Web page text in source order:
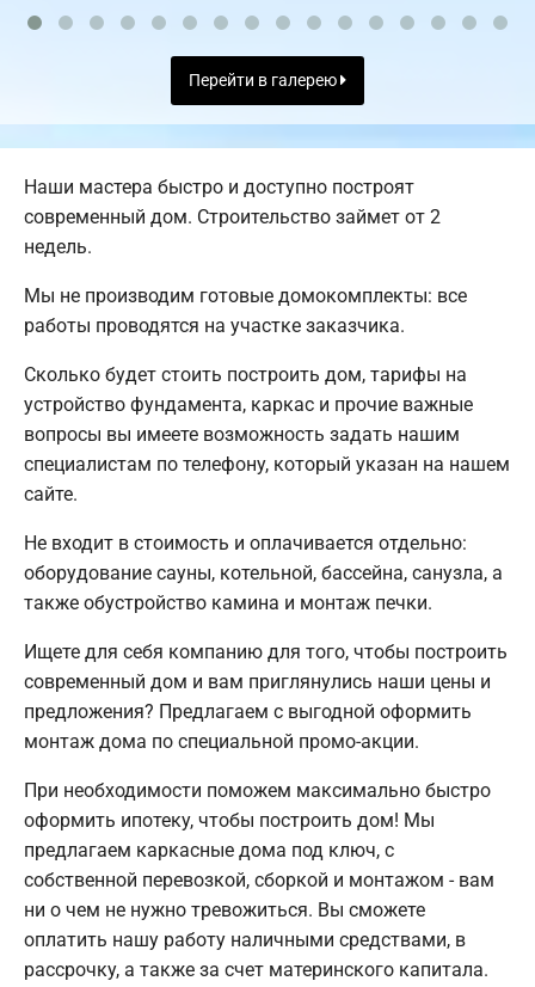
Перейти в галерею
Наши мастера быстро и доступно построят
современный дом. Строительство займет от 2
недель.
Мы не производим готовые домокомплекты: все
работы проводятся на участке заказчика.
Сколько будет стоить построить дом, тарифы на
устройство фундамента, каркас и прочие важные
вопросы вы имеете возможность задать нашим
специалистам по телефону, который указан на нашем
сайте.
Не входит в стоимость и оплачивается отдельно:
оборудование сауны, котельной, бассейна, санузла, а
также обустройство камина и монтаж печки.
Ищете для себя компанию для того, чтобы построить
современный дом и вам приглянулись наши цены и
предложения? Предлагаем с выгодной оформить
монтаж дома по специальной промо-акции.
При необходимости поможем максимально быстро
оформить ипотеку, чтобы построить дом! Мы
предлагаем каркасные дома под ключ, с
собственной перевозкой, сборкой и монтажом - вам
ни о чем не нужно тревожиться. Вы сможете
оплатить нашу работу наличными средствами, в
рассрочку, а также за счет материнского капитала.